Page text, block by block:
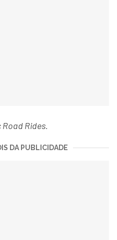
Rides.
DA PUBLICIDADE